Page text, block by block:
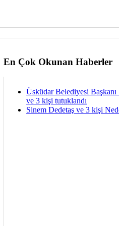
En Çok Okunan Haberler
Üsküdar Belediyesi Başkanı
ve 3 kişi tutuklandı
Sinem Dedetaş ve 3 kişi